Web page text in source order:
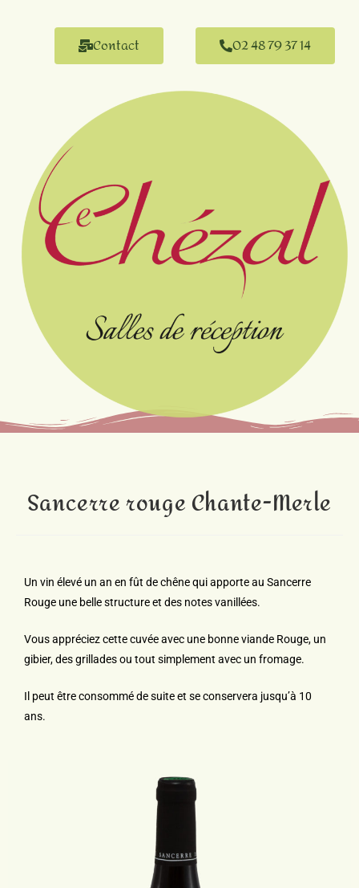
Contact 02 48 79 37 14
Sancerre rouge Chante-Merle
Un vin élevé un an en fût de chêne quiapporte au Sancerre
Rouge une bellestructure et des notes vanillées.
Vous appréciez cette cuvée avec une bonne viande Rouge, un
gibier, des grillades ou tout simplement avec un fromage.
Il peut être consommé de suite et se conservera jusqu’à 10
ans.